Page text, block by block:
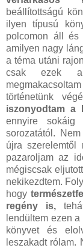
beállítottságú
ilyen típusú
polcomon áll
amilyen nagy
a téma utáni
csak ezek a
történetünk
iszonyodtam a
ennyire sokáig
sorozatától.
újra szerelemtől
pazaroljam az
mégiscsak
nekikezdtem.
hogy
regény is,
lendültem ezen
könyvet és
leszakadt rólam.